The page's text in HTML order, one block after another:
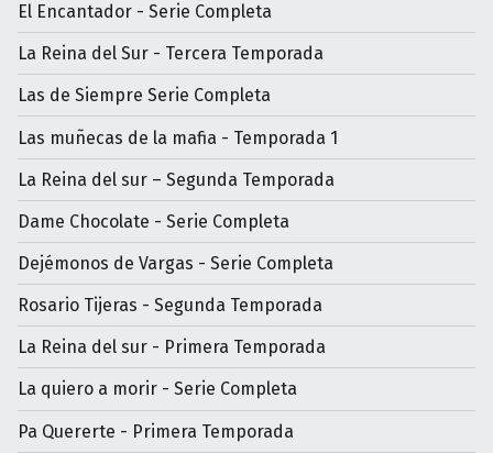
El Encantador - Serie Completa
La Reina del Sur - Tercera Temporada
Las de Siempre Serie Completa
Las muñecas de la mafia - Temporada 1
La Reina del sur – Segunda Temporada
Dame Chocolate - Serie Completa
Dejémonos de Vargas - Serie Completa
Rosario Tijeras - Segunda Temporada
La Reina del sur - Primera Temporada
La quiero a morir - Serie Completa
Pa Quererte - Primera Temporada